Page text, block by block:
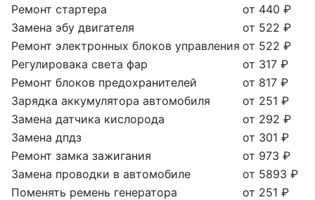
Ремонт стартера
от 440 ₽
Замена эбу двигателя
от 522 ₽
Ремонт электронных блоков управления от 522 ₽
Регулировака света фар
от 317 ₽
Ремонт блоков предохранителей
от 817 ₽
Зарядка аккумулятора автомобиля
от 251 ₽
Замена датчика кислорода
от 292 ₽
Замена дпдз
от 301 ₽
Ремонт замка зажигания
от 973 ₽
Замена проводки в автомобиле
от 5893 ₽
Поменять ремень генератора
от 251 ₽